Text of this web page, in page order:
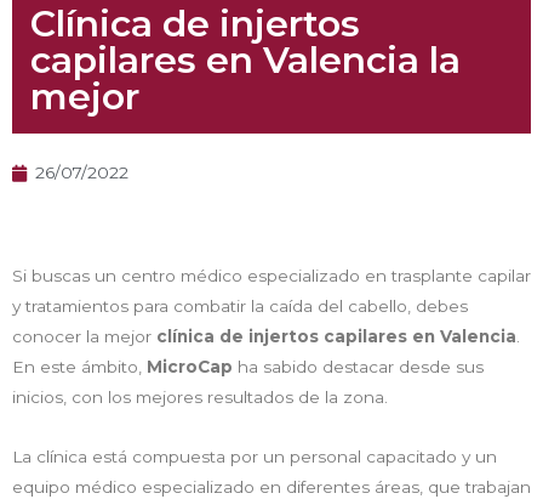
Clínica de injertos
capilares en Valencia la
mejor
26/07/2022
Si buscas un centro médico especializado en trasplante capilar
y tratamientos para combatir la caída del cabello, debes
conocer la mejor clínica de injertos capilares en Valencia.
En este ámbito, MicroCap ha sabido destacar desde sus
inicios, con los mejores resultados de la zona.
La clínica está compuesta por un personal capacitado y un
equipo médico especializado en diferentes áreas, que trabajan